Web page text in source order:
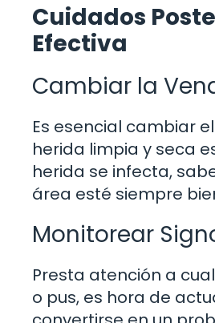
Cuidados
Efectiva
Cambiar la
Es esencial cambiar
herida limpia y seca
herida se infecta,
área esté siempre
Monitorear
Presta atención a
o pus, es hora de